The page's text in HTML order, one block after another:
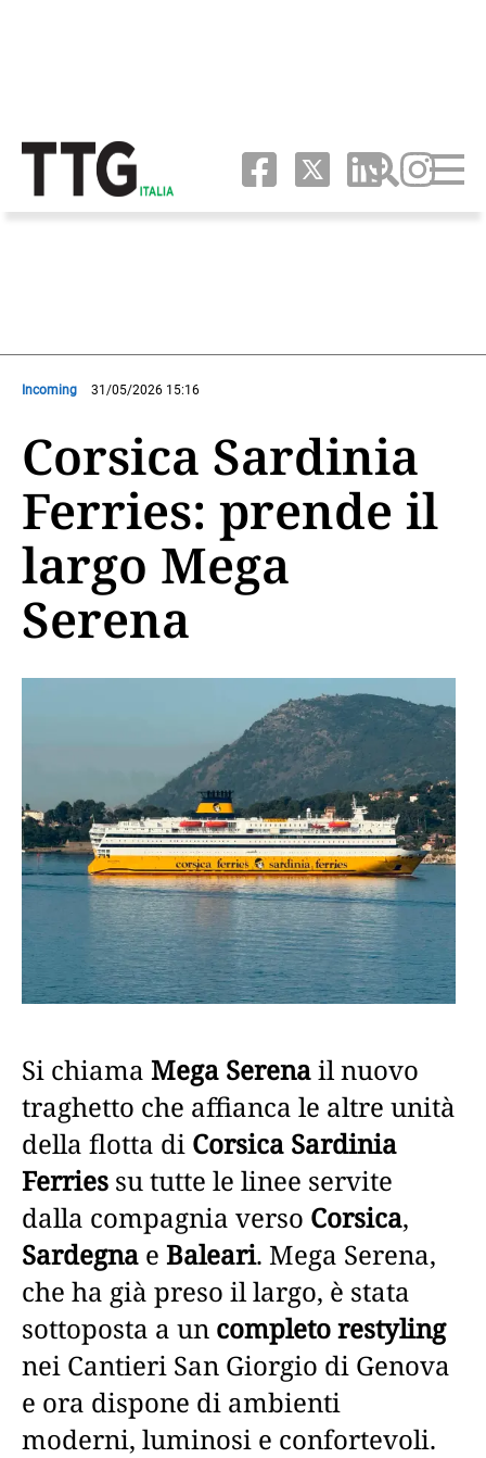
Incoming 31/05/2026 15:16
Corsica Sardinia
Ferries: prende il
largo Mega
Serena
Si chiama Mega Serenail nuovo
traghetto che affianca le altre unità
della flotta di Corsica Sardinia
Ferries su tutte le linee servite
dalla compagnia verso Corsica,
Sardegna e Baleari. Mega Serena,
che ha già preso il largo, è stata
sottoposta a un completo restyling
nei Cantieri San Giorgio di Genova
e ora dispone di ambienti
moderni, luminosi e confortevoli.